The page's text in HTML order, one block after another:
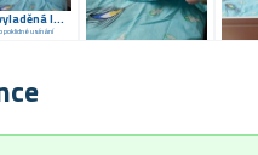
Stylově vyladěná ložnice
poklidné usínání